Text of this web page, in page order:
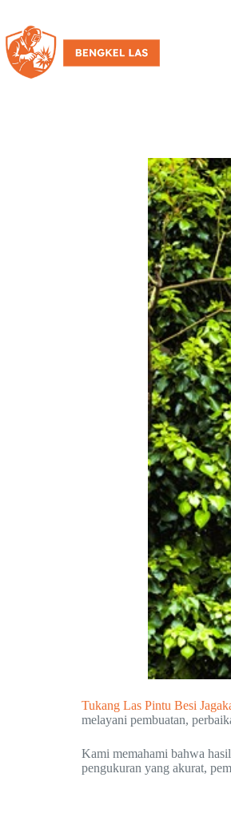
Tukang Las Pintu Besi
melayani pembuatan,
Kami memahami bahwa
pengukuran yang akurat,